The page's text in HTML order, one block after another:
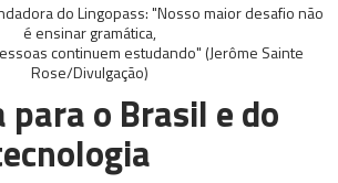
do Lingopass: "Nosso maior desafio não
é ensinar gramática,
continuem estudando" (Jerôme Sainte
Rose/Divulgação)
para o Brasil e do